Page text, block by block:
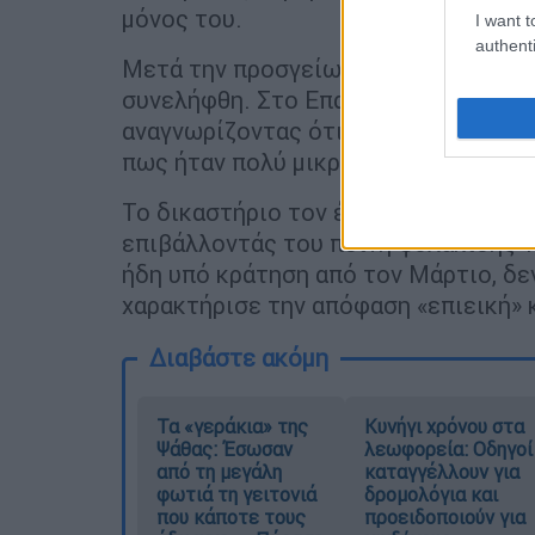
I want
μόνος του.
Μετά την προσγείωση στο
συνελήφθη. Στο Επαρχιακό
αναγνωρίζοντας ότι η ανήλικη δεν
πως ήταν πολύ μικρή, αν και δεν
Το δικαστήριο τον έκρινε ένοχο για
επιβάλλοντάς του ποινή φυλάκισης
ήδη υπό κράτηση από τον Μάρτιο,
χαρακτήρισε την απόφαση «επιεική»
Διαβάστε ακόμη
Τα «γεράκια» της
Ψάθας: Έσωσαν
από τη μεγάλη
φωτιά τη γειτονιά
που κάποτε τους
Κυνήγι χρόνου στα
λεωφορεία: Οδηγοί
καταγγέλλουν για
δρομολόγια και
προειδοποιούν για